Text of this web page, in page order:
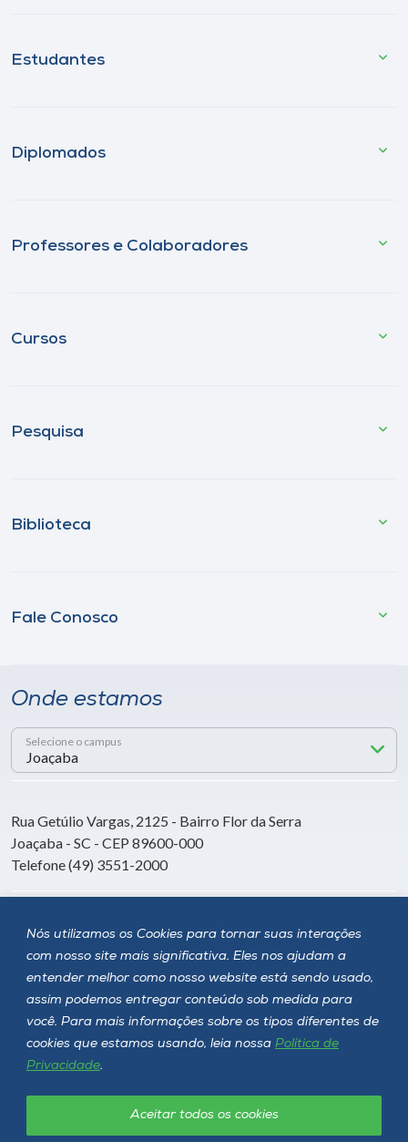
Nós utilizamos os Cookies para tornar suas interações
com nosso site mais significativa. Eles nos ajudam a
entender melhor como nosso website está sendo usado,
assim podemos entregar conteúdo sob medida para
você. Para mais informações sobre os tipos diferentes de
cookies que estamos usando, leia nossa Política de
Privacidade.
Aceitar todos os cookies
Estudantes
Diplomados
Professores e Colaboradores
Cursos
Pesquisa
Biblioteca
Fale Conosco
Onde estamos
Selecione o campus
Rua Getúlio Vargas, 2125 - Bairro Flor da Serra
Joaçaba - SC - CEP 89600-000
Telefone (49) 3551-2000
Siga a Unoesc
Política de privacidade LGPD